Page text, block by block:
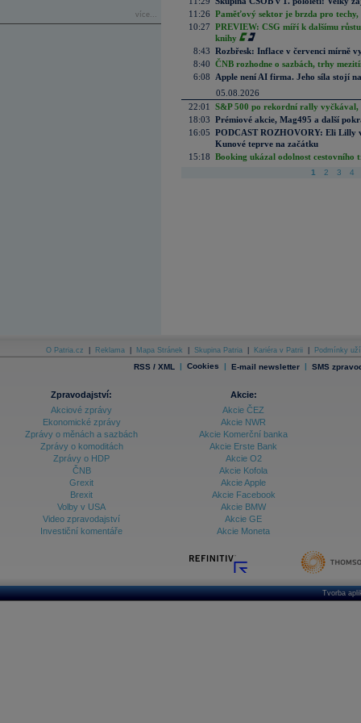
více...
11:26 Paměťový sektor je brzda pro techy,
10:27 PREVIEW: CSG míří k dalšímu
knihy
8:43 Rozbřesk: Inflace v červenci mírně
8:40 ČNB rozhodne o sazbách, trhy
6:08
Apple není AI firma. Jeho síla stojí
05.08.2026
22:01
S&P 500 po rekordní rally vyčkával,
18:03 Prémiové akcie, Mag495 a další
16:05 PODCAST ROZHOVORY: Eli Lilly
Kunové teprve na začátku
15:18 Booking ukázal odolnost cestovního
1 2 3 4
O Patria.cz Reklama Mapa Stránek Skupina Patria Kariéra v Patrii Podmínky
RSS / XML | Cookies | E-mail newsletter | SMS
Zpravodajství:
Akciové zprávy
Ekonomické zprávy
Zprávy o měnách a sazbách
Zprávy o komoditách
Zprávy o HDP
ČNB
Grexit
Brexit
Volby v USA
Video zpravodajství
Investiční komentáře
Akcie:
Akcie ČEZ
Akcie NWR
Akcie Komerční banka
Akcie Erste Bank
Akcie O2
Akcie Kofola
Akcie Apple
Akcie Facebook
Akcie BMW
Akcie GE
Akcie Moneta
Tvorba